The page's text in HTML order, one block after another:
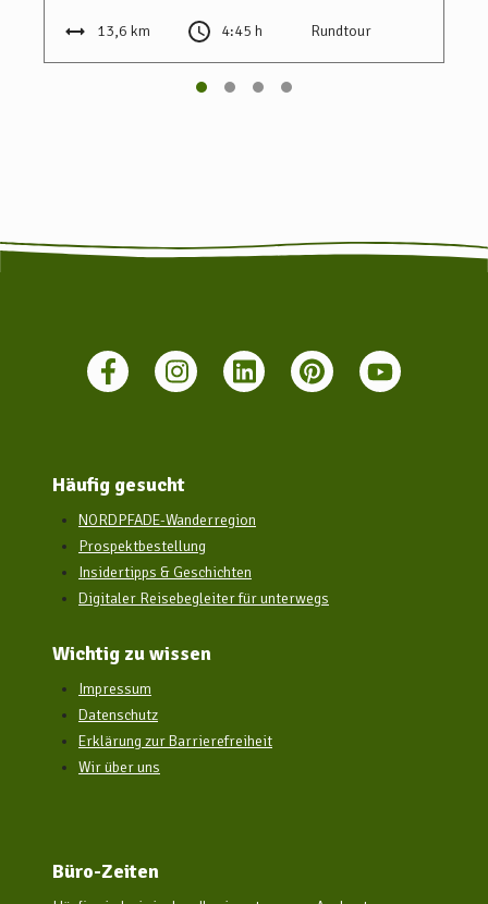
13,6 km 4:45 h Rundtour
Häufig gesucht
NORDPFADE-Wanderregion
Prospektbestellung
Insidertipps & Geschichten
Digitaler Reisebegleiter für unterwegs
Wichtig zu wissen
Impressum
Datenschutz
Erklärung zur Barrierefreiheit
Wir über uns
Büro-Zeiten